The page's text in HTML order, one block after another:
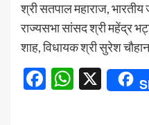
श्री सतपाल महाराज, भारतीय
राज्यसभा सांसद श्री महेंद्र
शाह, विधायक श्री सुरेश
Facebook
X